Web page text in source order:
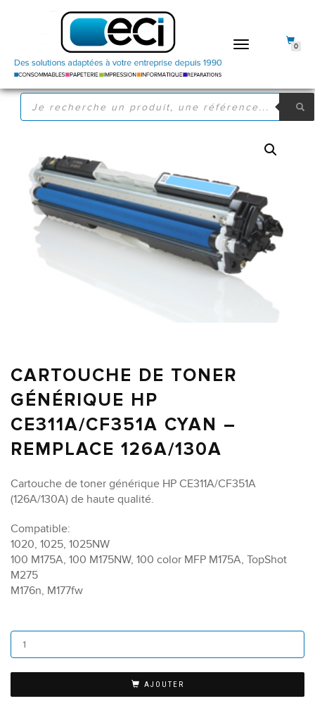
DÉPLIER
RECHERCHE
PRODUITS
0
CARTOUCHE DE TONER
GÉNÉRIQUE HP
CE311A/CF351A CYAN –
REMPLACE 126A/130A
Cartouche de toner générique HP CE311A/CF351A
(126A/130A) de haute qualité.
Compatible:
1020, 1025, 1025NW
100 M175A, 100 M175NW, 100 color MFP M175A, TopShot
M275
M176n, M177fw
AJOUTER